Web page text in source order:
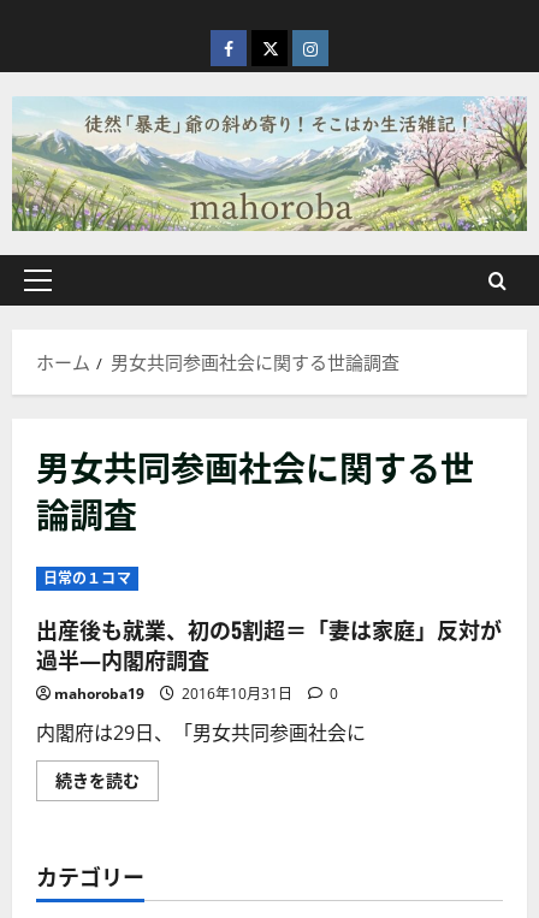
を
ス
キ
ッ
プ
facebook
X Instagram
メ
ン
ー
ホーム 男女共同参画社会に関する世論調査
男女共同参画社会に関する世
論調査
日常の１コマ
出産後も就業、初の5割超＝「妻は家庭」反対が
過半―内閣府調査
mahoroba19 2016年10月31日 0
内閣府は29日、「男女共同参画社会に
続きを読む
産
初
の
カテゴリー